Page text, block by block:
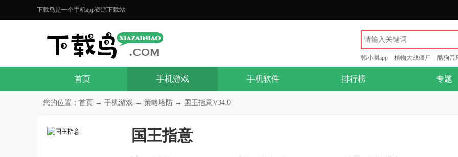
下载鸟是一个手机app资源下载站
韩小圈app 植物大战僵尸 酷狗音
首页 手机游戏 手机软件 排行榜 专题
您的位置： 首页 → 手机游戏 → 策略塔防 → 国王指意V34.0
国王指意